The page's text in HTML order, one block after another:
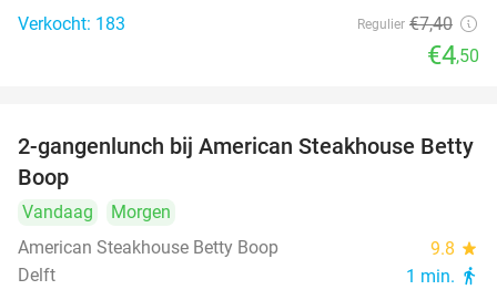
Verkocht: 183 Regulier €7,40
€4,50
40%
2-gangenlunch bij American Steakhouse Betty
Boop
Vandaag
Morgen
American Steakhouse Betty Boop
9.8 star
Delft 1 min. directions_walk